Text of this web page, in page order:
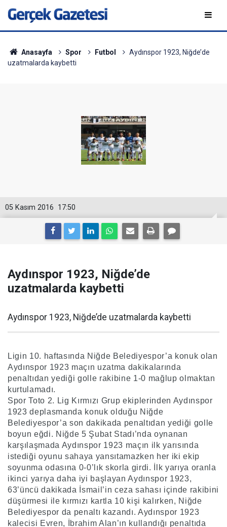
Anasayfa Spor Futbol
Aydınspor 1923, Niğde’de
uzatmalarda kaybetti
17:50
05 Kasım 2016
Aydınspor 1923, Niğde’de
uzatmalarda kaybetti
Aydınspor 1923, Niğde’de uzatmalarda kaybetti
Ligin 10. haftasında Niğde Belediyespor’a konuk olan
Aydınspor 1923 maçın uzatma dakikalarında
penaltıdan yediği golle rakibine 1-0 mağlup olmaktan
kurtulamadı.
Spor Toto 2. Lig Kırmızı Grup ekiplerinden Aydınspor
1923 deplasmanda konuk olduğu Niğde
Belediyespor’a son dakikada penaltıdan yediği golle
boyun eğdi. Niğde 5 Şubat Stadı’nda oynanan
karşılaşmada Aydınspor 1923 maçın ilk yarısında
istediği oyunu sahaya yansıtamazken her iki ekip
soyunma odasına 0-0’lık skorla girdi. İlk yarıya oranla
ikinci yarıya daha iyi başlayan Aydınspor 1923,
63’üncü dakikada İsmail’in ceza sahası içinde rakibini
düşürmesi ile kırmızı kartla 10 kişi kalırken, Niğde
Belediyespor da penaltı kazandı. Aydınspor 1923
kalecisi Evren, İbrahim Alan’ın kullandığı penaltıda